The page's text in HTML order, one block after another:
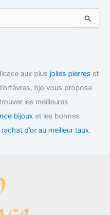
aux plus jolies pierres et
bjo vous propose
les meilleures
bijoux et les bonnes
rachat d’or au meilleur taux.